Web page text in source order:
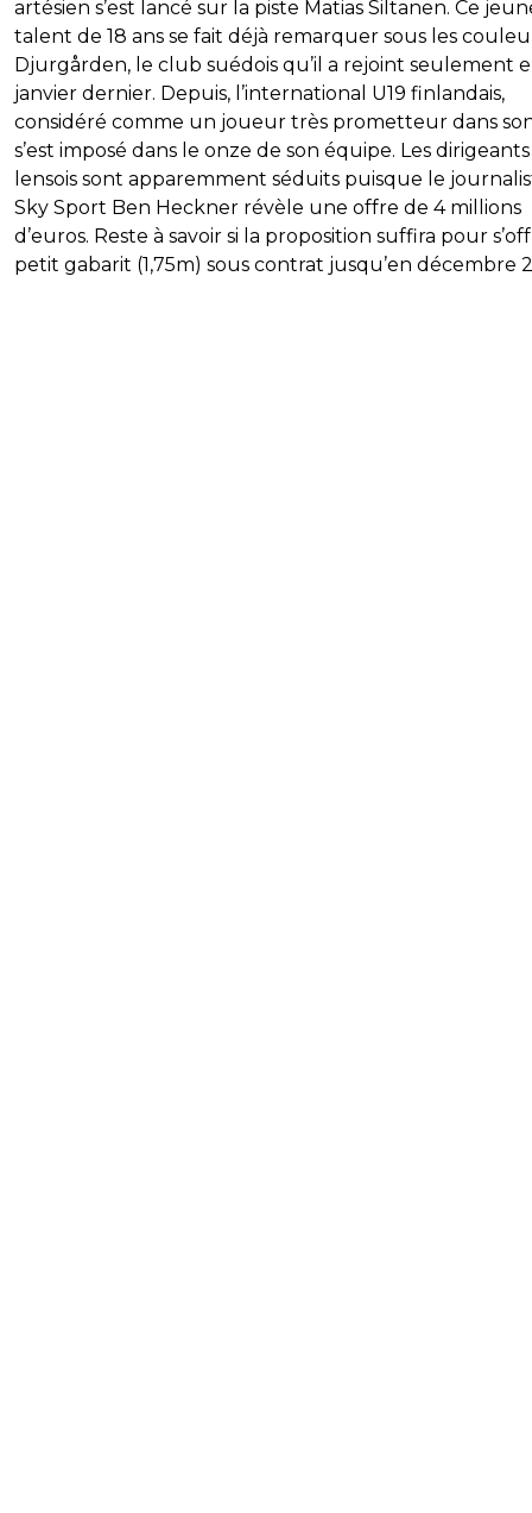
artésien s’est lancé sur la piste Matias Siltanen. Ce
talent de 18 ans se fait déjà remarquer sous les
Djurgården, le club suédois qu’il a rejoint seulement
janvier dernier. Depuis, l’international U19 finlandais,
considéré comme un joueur très prometteur dans
s’est imposé dans le onze de son équipe. Les dirigeants
lensois sont apparemment séduits puisque le
Sky Sport Ben Heckner révèle une offre de 4 millions
d’euros. Reste à savoir si la proposition suffira pour
petit gabarit (1,75m) sous contrat jusqu’en décembre